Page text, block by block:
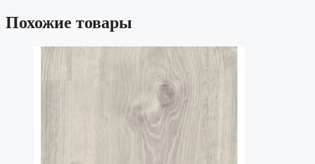
Похожие товары